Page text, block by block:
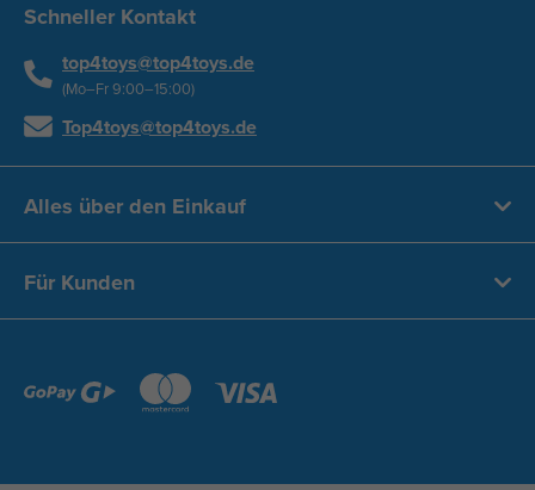
Schneller Kontakt
top4toys@top4toys.de
(Mo–Fr 9:00–15:00)
Top4toys@top4toys.de
Alles über den Einkauf
Für Kunden